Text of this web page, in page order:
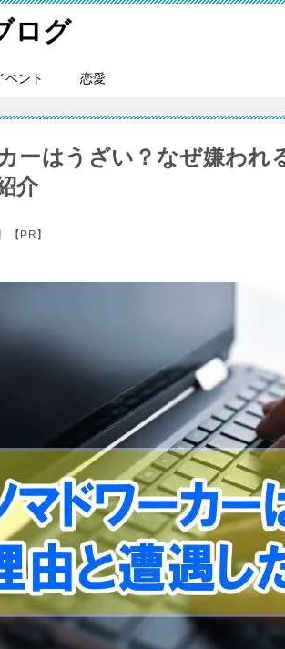
ログ
ベント 恋愛
ーはうざい？なぜ嫌われ
介
【PR】